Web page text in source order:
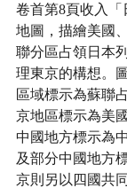
卷首第8頁收入「
地圖，描繪美國
聯分區占領日本
理東京的構想。
區域標示為蘇聯
京地區標示為美
中國地方標示為
及部分中國地方
京則另以四國共